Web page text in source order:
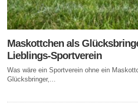
Maskottchen als
Lieblings-Sportverein
Was wäre ein Sportverein ohne ein
Glücksbringer,...